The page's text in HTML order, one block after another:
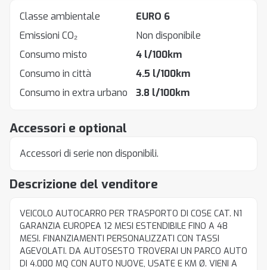
Descrizione del venditore
VEICOLO AUTOCARRO PER TRASPORTO DI COSE CAT. N1
GARANZIA EUROPEA 12 MESI ESTENDIBILE FINO A 48
MESI. FINANZIAMENTI PERSONALIZZATI CON TASSI
AGEVOLATI. DA AUTOSESTO TROVERAI UN PARCO AUTO
DI 4.000 MQ CON AUTO NUOVE, USATE E KM Ø. VIENI A
Accessori e optional
Accessori di serie non disponibili.
Classe ambientale
EURO 6
Emissioni CO₂
Non disponibile
Consumo misto
4 l/100km
Consumo in città
4.5 l/100km
Consumo in extra urbano
3.8 l/100km